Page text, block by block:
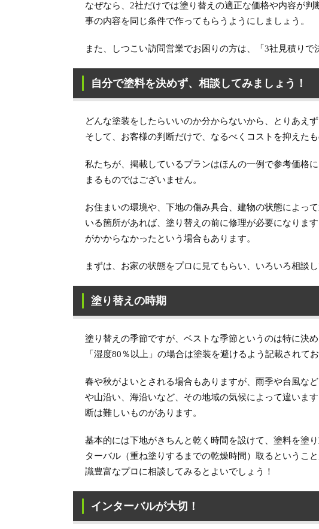
なぜなら、2社だけでは塗り替えの適正な価格や内容が
事の内容を同じ条件で作ってもらうようにしましょう。
また、しつこい訪問営業でお困りの方は、「3社見積りで
自分で塗料を決めず、相談してみましょう！
どんな塗装をしたらいいのか分からないから、とりあえ
そして、お客様の判断だけで、なるべくコストを抑えた
私たちが、掲載しているプランはほんの一例で参考価格
まるものではございません。
お住まいの環境や、下地の傷み具合、建物の状態によっ
いる箇所があれば、塗り替えの前に修理が必要になりま
がかからなかったという場合もあります。
まずは、お家の状態をプロに見てもらい、いろいろ相談し
塗り替えの時期
塗り替えの季節ですが、ベストな季節というのは特に決
「湿度80％以上」の場合は塗装を避けるよう記載されてお
春や秋がよいとされる場合もありますが、雨季や台風な
や山沿い、海沿いなど、その地域の気候によって違いま
断は難しいものがあります。
基本的には下地がきちんと乾く時間を設けて、塗料を塗
ターバル（重ね塗りするまでの乾燥時間）取るというこ
識豊富なプロに相談してみるとよいでしょう！
インターバルが大切！